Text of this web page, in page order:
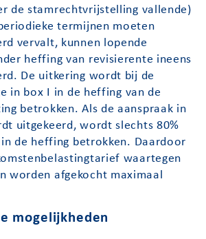
de stamrechtvrijstelling vallende)
termijnen moeten
vervalt, kunnen lopende
heffing van revisierente ineens
De uitkering wordt bij de
in box I in de heffing van de
betrokken. Als de aanspraak in
uitgekeerd, wordt slechts 80%
de heffing betrokken. Daardoor
waartegen
worden afgekocht maximaal
mogelijkheden